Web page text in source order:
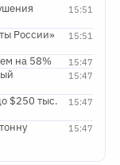
15:51
15:51
России»
15:47
на 58%
15:47
15:47
$250 тыс.
15:47